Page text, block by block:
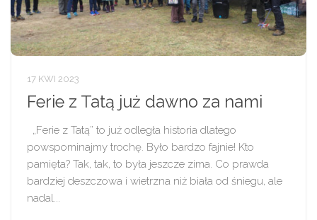
17 KWI 2023
Ferie z Tatą już dawno za nami
„Ferie z Tatą” to już odległa historia dlatego
powspominajmy trochę. Było bardzo fajnie! Kto
pamięta? Tak, tak, to była jeszcze zima. Co prawda
bardziej deszczowa i wietrzna niż biała od śniegu, ale
nadal...